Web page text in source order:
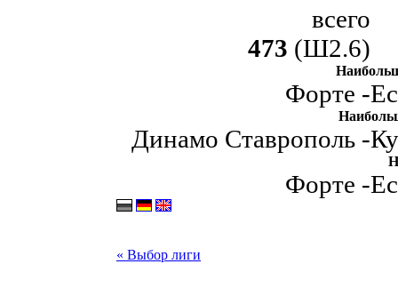
всего
473 (Ш2.6)
Форте -
Динамо Ставрополь -
Форте -
« Выбор лиги